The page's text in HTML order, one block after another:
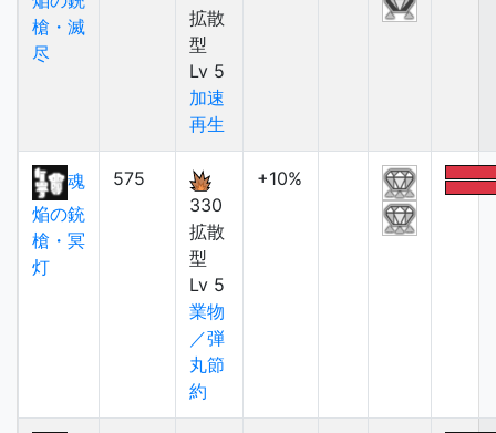
槍・滅
尽
拡散
型
Lv 5
加速
再生
魂
焔の銃
槍・冥
灯
575
330
拡散
型
Lv 5
業物
／弾
丸節
約
+10%